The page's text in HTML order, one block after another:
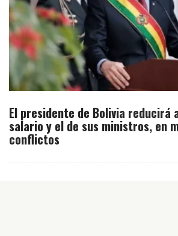
El presidente de Bolivia reducirá
salario y el de sus ministros, en
conflictos